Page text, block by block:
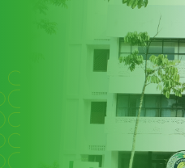
Penelitian